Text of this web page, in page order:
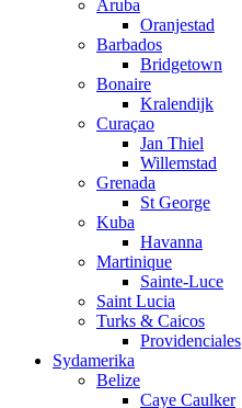
Aruba
Oranjestad
Barbados
Bridgetown
Bonaire
Kralendijk
Curaçao
Jan Thiel
Willemstad
Grenada
St George
Kuba
Havanna
Martinique
Sainte-Luce
Saint Lucia
Turks & Caicos
Providenciales
Sydamerika
Belize
Caye Caulker